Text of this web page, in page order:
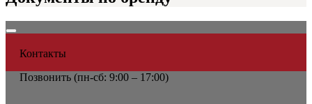
Контакты
Позвонить (пн-сб: 9:00 – 17:00)